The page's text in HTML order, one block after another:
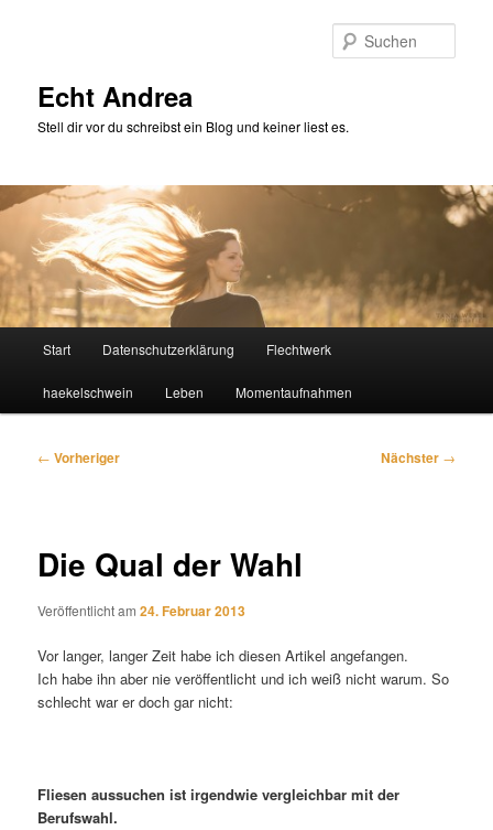
Echt Andrea
Stell dir vor du schreibst ein Blog und keiner liest es.
Start Datenschutzerklärung Flechtwerk
haekelschwein Leben Momentaufnahmen
Beitragsnavigation
← Vorheriger Nächster →
Die Qual der Wahl
Veröffentlicht am24. Februar 2013
Vor langer, langer Zeit habe ich diesen Artikel angefangen.
Ich habe ihn aber nie veröffentlicht und ich weiß nicht warum. So
schlecht war er doch gar nicht:
Fliesen aussuchen ist irgendwie vergleichbar mit der
Berufswahl.